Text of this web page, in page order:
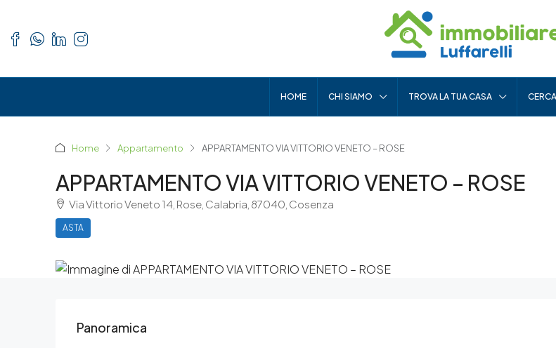
HOME CHI SIAMO TROVA LA TUA CASA
Home Appartamento APPARTAMENTO VIA VITTORIO VENETO – ROSE
APPARTAMENTO VIA VITTORIO VENETO – ROSE
Via Vittorio Veneto 14, Rose, Calabria, 87040, Cosenza
ASTA
Panoramica